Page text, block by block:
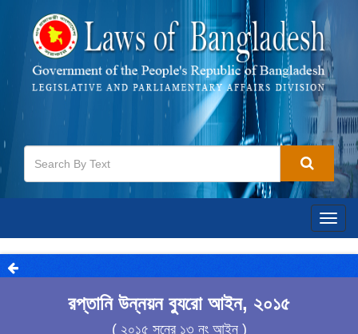
রপ্তানি উন্নয়ন ব্যুরো আইন, ২০১৫
( ২০১৫ সনের ১৩ নং আইন )